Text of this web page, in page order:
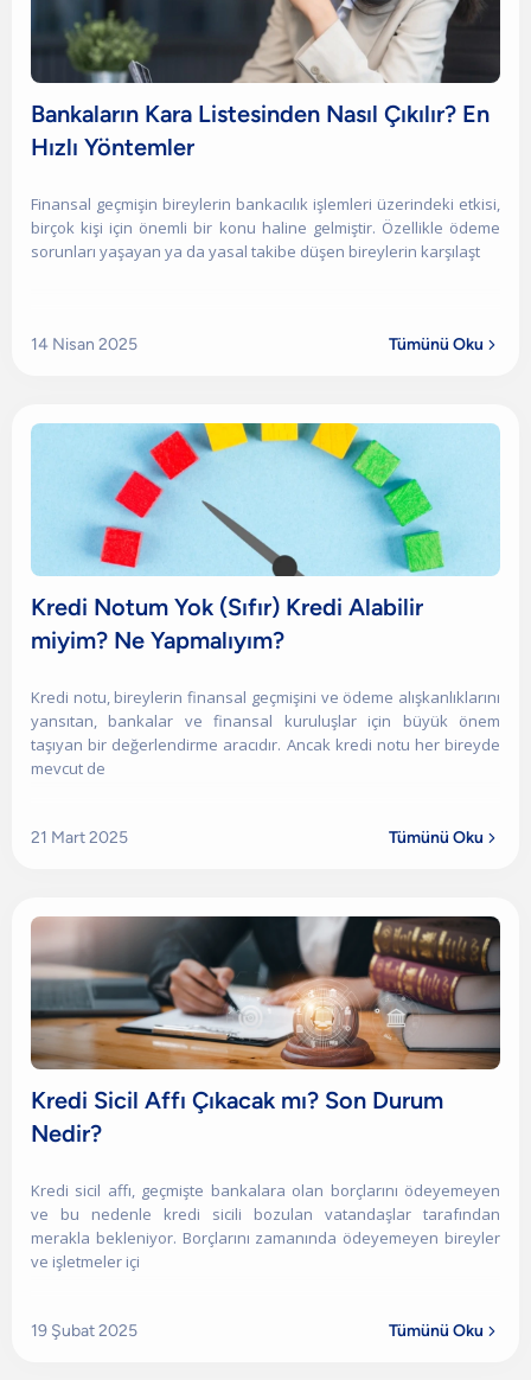
Bankaların Kara Listesinden Nasıl Çıkılır? En
Hızlı Yöntemler
Finansal geçmişin bireylerin bankacılık işlemleri üzerindeki etkisi,
birçok kişi için önemli bir konu haline gelmiştir. Özellikle ödeme
sorunları yaşayan ya da yasal takibe düşen bireylerin karşılaşt
14 Nisan 2025 Tümünü Oku 
Kredi Notum Yok (Sıfır) Kredi Alabilir
miyim? Ne Yapmalıyım?
Kredi notu, bireylerin finansal geçmişini ve ödeme alışkanlıklarını
yansıtan, bankalar ve finansal kuruluşlar için büyük önem
taşıyan bir değerlendirme aracıdır. Ancak kredi notu her bireyde
mevcut de
21 Mart 2025 Tümünü Oku 
Kredi Sicil Affı Çıkacak mı? Son Durum
Nedir?
Kredi sicil affı, geçmişte bankalara olan borçlarını ödeyemeyen
ve bu nedenle kredi sicili bozulan vatandaşlar tarafından
merakla bekleniyor. Borçlarını zamanında ödeyemeyen bireyler
ve işletmeler içi
19 Şubat 2025 Tümünü Oku 